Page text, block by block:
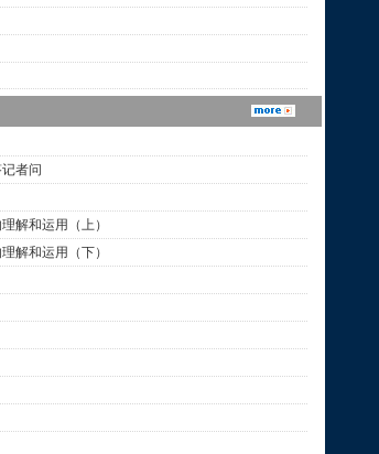
者问
解和运用（上）
解和运用（下）